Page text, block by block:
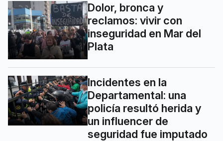
Dolor, bronca y
reclamos: vivir con
inseguridad en Mar del
Plata
Incidentes en la
Departamental: una
policía resultó herida y
un influencer de
seguridad fue imputado